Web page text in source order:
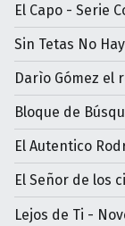
El Capo - Serie
Sin Tetas No
Darìo Gómez el
Bloque de
El Autentico
El Señor de los
Lejos de Ti -